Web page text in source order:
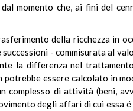
momento che, ai fini del
della ricchezza in
- commisurata al
la differenza nel
essere calcolato in
complesso di attività (beni,
degli affari di cui essa